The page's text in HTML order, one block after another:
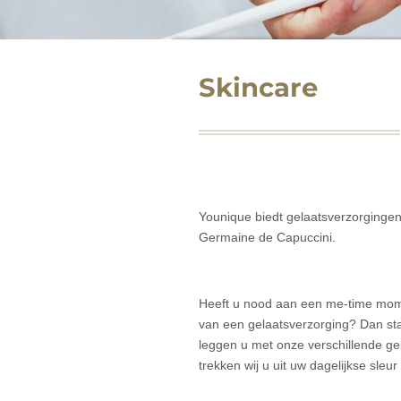
Skincare
Younique biedt
Germaine de Capuccini.
Heeft u nood aan een me-time
van een gelaatsverzorging? Dan
leggen u met onze verschillende
trekken wij u uit uw dagelijkse